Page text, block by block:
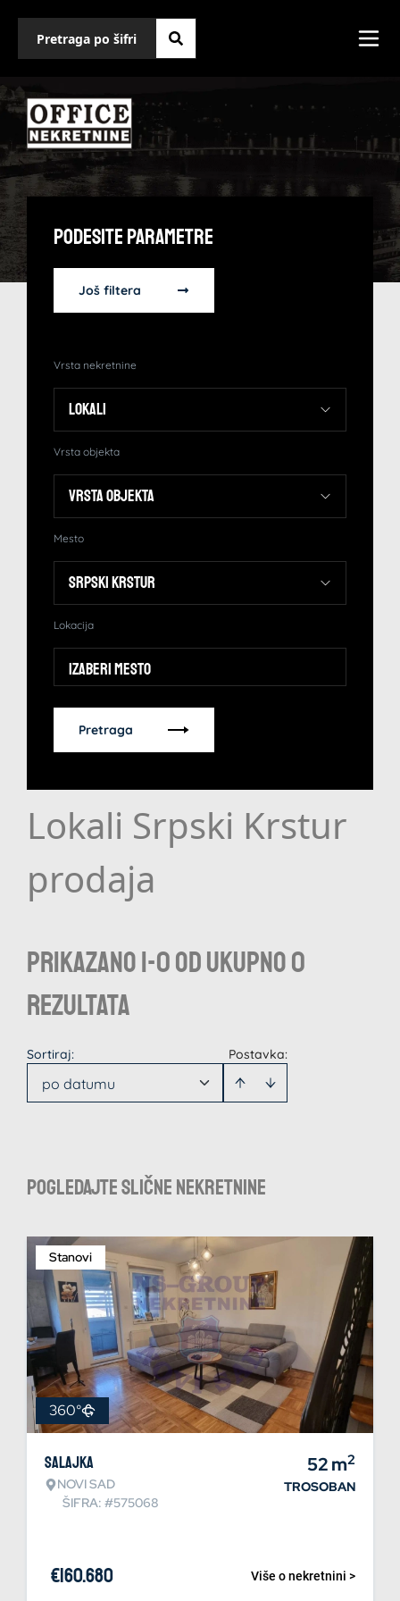
Podesite Parametre
Još filtera
Vrsta nekretnine
Vrsta objekta
Mesto
Lokacija
Izaberi mesto
Pretraga
Lokali Srpski Krstur
prodaja
Prikazano 1-0 od ukupno 0
rezultata
Postavka:
Sortiraj:
po datumu
Pogledajte slične nekretnine
Stanovi
360°
Salajka
NOVI SAD
ŠIFRA: #575068
52m2
TROSOBAN
Više o nekretnini >
€160.680